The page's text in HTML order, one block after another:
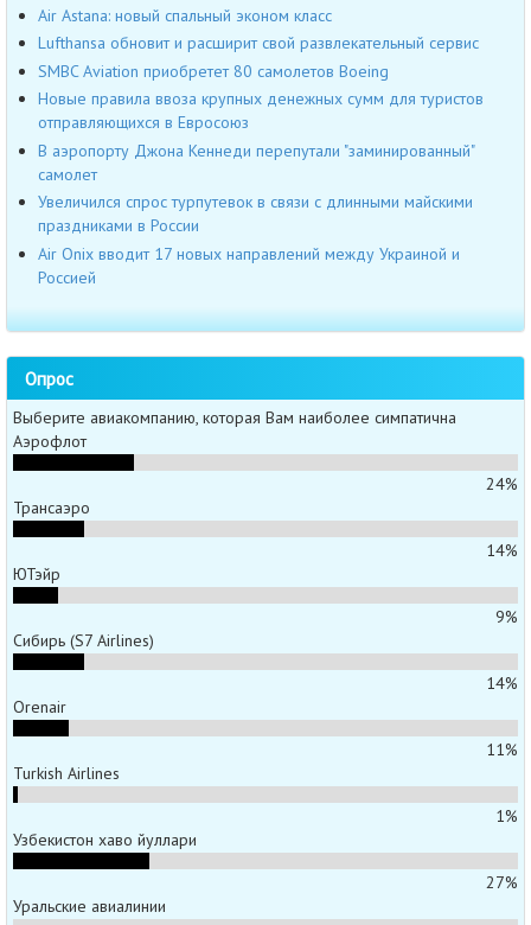
Air Astana: новый спальный эконом класс
Lufthansa обновит и расширит свой развлекательный сервис
SMBC Aviation приобретет 80 самолетов Boeing
Новые правила ввоза крупных денежных сумм для туристов
отправляющихся в Евросоюз
В аэропорту Джона Кеннеди перепутали "заминированный"
самолет
Увеличился спрос турпутевок в связи с длинными майскими
праздниками в России
Air Onix вводит 17 новых направлений между Украиной и
Россией
Опрос
Выберите авиакомпанию, которая Вам наиболее симпатична
Аэрофлот
24%
Трансаэро
14%
ЮТэйр
9%
Сибирь (S7 Airlines)
14%
Orenair
11%
Turkish Airlines
1%
Узбекистон хаво йуллари
27%
Уральские авиалинии